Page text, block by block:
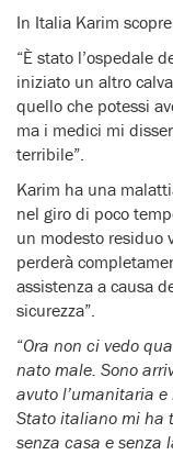
In Italia Karim
“È stato l’ospedale
iniziato un altro
quello che potessi
ma i medici mi
terribile”.
Karim ha una
nel giro di poco
un modesto residuo
perderà
assistenza a causa
sicurezza”.
“Ora non ci vedo
nato male. Sono
avuto l’umanitaria
Stato italiano mi ha
senza casa e senza